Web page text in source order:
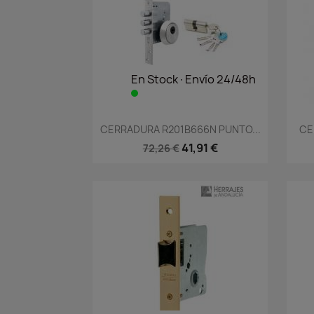
En Stock·Envío 24/48h
Vista rápida
CERRADURA R201B666N PUNTO...
72,26 € 41,91 €